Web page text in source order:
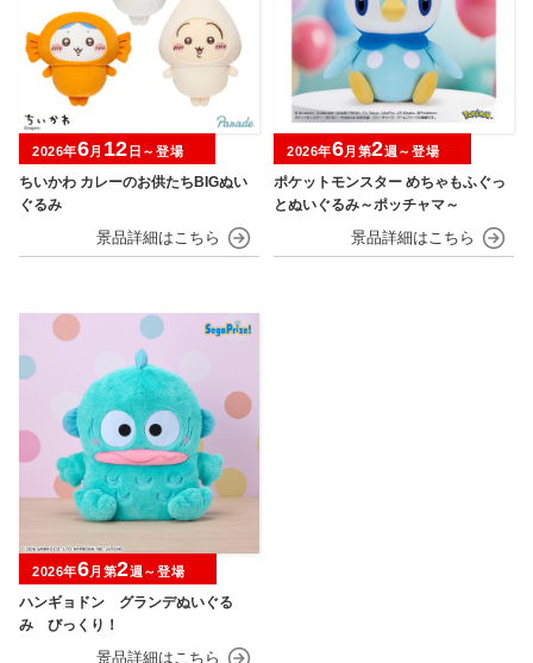
ちいかわ カレーのお供たちBIGぬい
ぐるみ
2026年6月 12 日～登場
ポケットモンスター めちゃもふぐっ
とぬいぐるみ～ポッチャマ～
2026年6月第2週～登場
ハンギョドン グランデぬいぐる
み びっくり！
2026年6月第2週～登場